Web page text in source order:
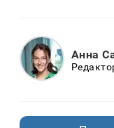
Анна